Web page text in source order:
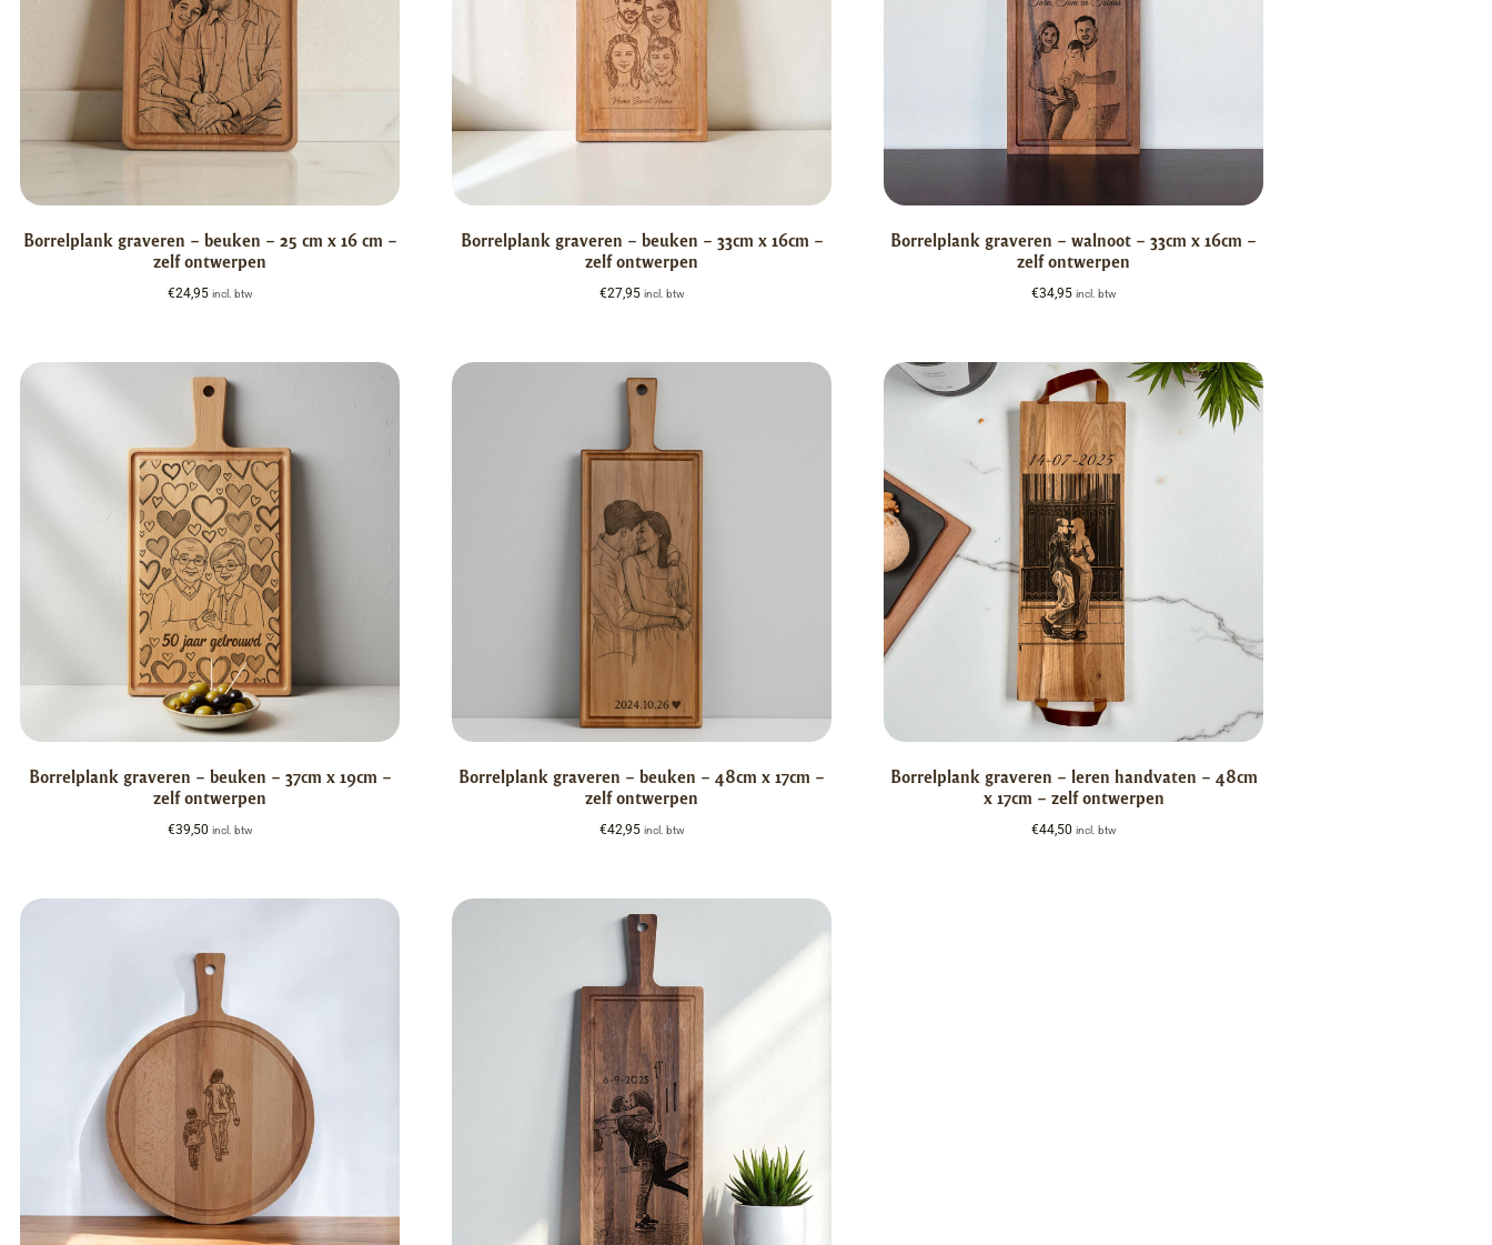
Borrelplank graveren – beuken – 25 cm x 16 cm –
zelf ontwerpen
€24,95 incl. btw
Borrelplank graveren – beuken – 33cm x 16cm –
zelf ontwerpen
€27,95 incl. btw
Borrelplank graveren – walnoot – 33cm x 16cm –
zelf ontwerpen
€34,95 incl. btw
Borrelplank graveren – beuken – 37cm x 19cm –
zelf ontwerpen
€39,50 incl. btw
Borrelplank graveren – beuken – 48cm x 17cm –
zelf ontwerpen
€42,95 incl. btw
Borrelplank graveren – leren handvaten – 48cm
x 17cm – zelf ontwerpen
€44,50 incl. btw